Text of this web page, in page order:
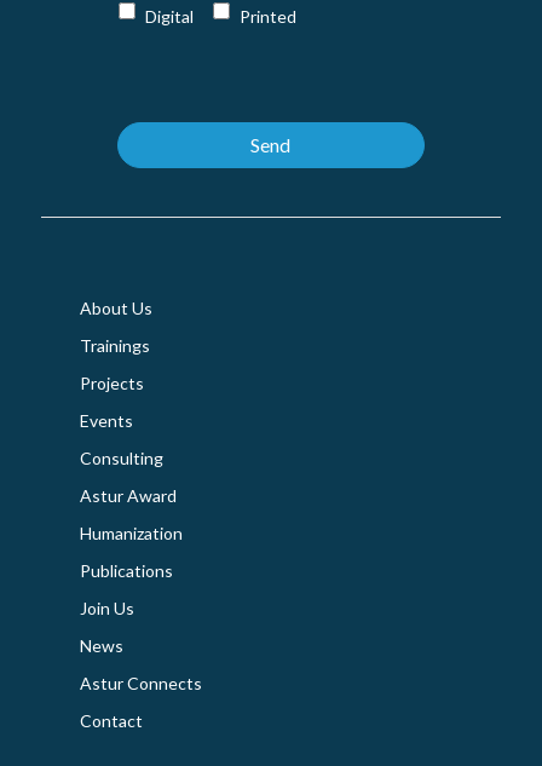
Digital Printed
About Us
Trainings
Projects
Events
Consulting
Astur Award
Humanization
Publications
Join Us
News
Astur Connects
Contact